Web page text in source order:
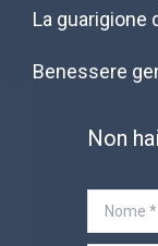
La guarigione
Benessere
Non
Nome *